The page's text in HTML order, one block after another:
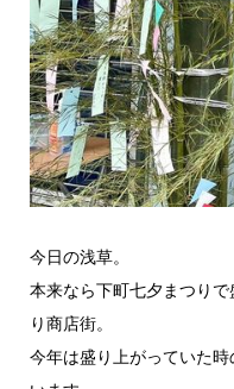
今日の浅草。
本来なら下町七夕まつり
り商店街。
今年は盛り上がっていた